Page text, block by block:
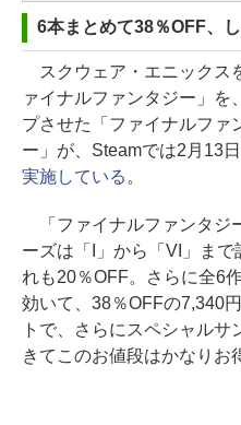
6本まとめて38％OFF、
スクウェア・エニックス
ァイナルファンタジー」を
プさせた「ファイナルファ
ー」が、Steamでは2月13
実施している 。
「ファイナルファンタジ
ーズは「I」から「VI」ま
れも20％OFF。さらに全6
効いて、38％OFFの7,340
トで、さらにスペシャル
きてこのお値段はかなりお